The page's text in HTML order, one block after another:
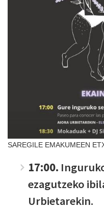
SAREGILE EMAKUMEEN
17:00.
ezagutzeko
Urbietarekin.